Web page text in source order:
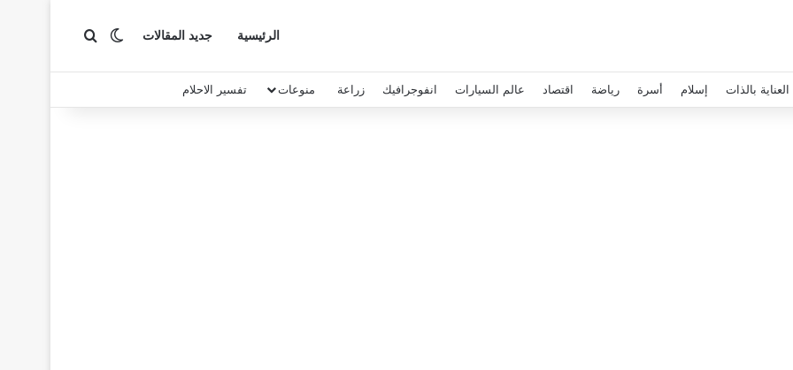
الرئيسية جديد المقالات الوضع المظلم
بحث عن
العناية بالذات إسلام أسرة رياضة اقتصاد عالم السيارات انفوجرافيك زراعة منوعات تفسير الاحلام